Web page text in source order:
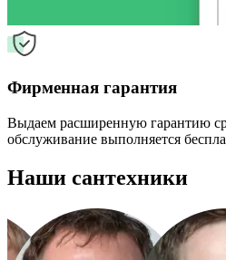
Фирменная гарантия
Выдаем расширенную гарантию
обслуживание выполняется
Наши сантехники